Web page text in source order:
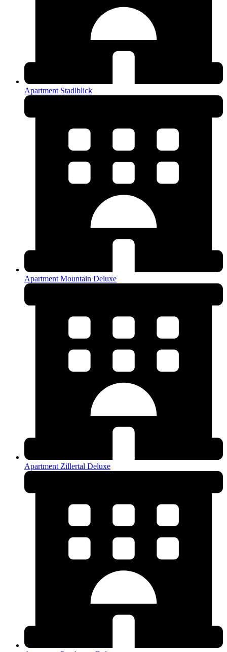
Apartment Stadlblick
Apartment Mountain Deluxe
Apartment Zillertal Deluxe